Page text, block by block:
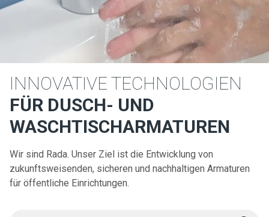
INNOVATIVE TECHNOLOGIEN
FÜR DUSCH- UND
WASCHTISCHARMATUREN
Wir sind Rada. Unser Ziel ist die Entwicklung von
zukunftsweisenden, sicheren und nachhaltigen Armaturen
für öffentliche Einrichtungen.